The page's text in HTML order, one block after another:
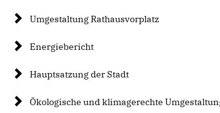
Umgestaltung Rathausvorplatz
Energiebericht
Hauptsatzung der Stadt
Ökologische und klimagerechte